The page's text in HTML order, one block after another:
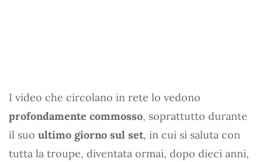
I video che circolano in rete lo vedono
profondamente commosso, soprattutto durante
il suo ultimo giorno sul set, in cui si saluta con
tutta la troupe, diventata ormai, dopo dieci anni,